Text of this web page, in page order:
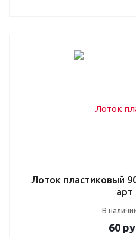
Лоток пластиковый
арт
В
60